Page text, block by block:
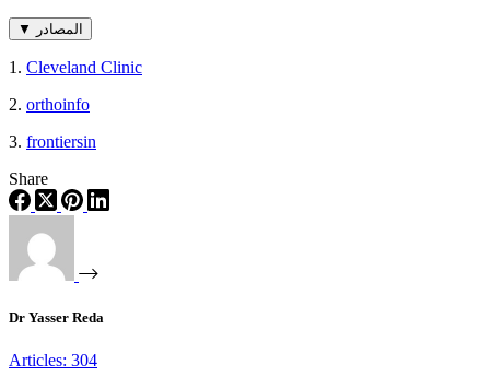
▼ المصادر
1. Cleveland Clinic
2. orthoinfo
3. frontiersin
Share
Dr Yasser Reda
Articles: 304